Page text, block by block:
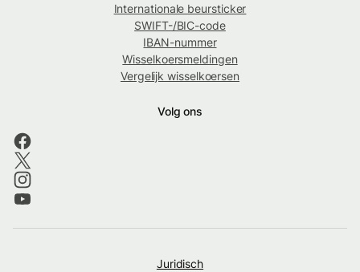
Internationale beursticker
SWIFT-/BIC-code
IBAN-nummer
Wisselkoersmeldingen
Vergelijk wisselkoersen
Volg ons
Juridisch